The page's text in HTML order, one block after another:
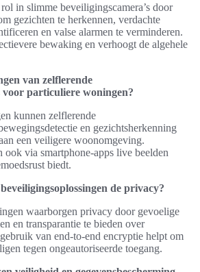
in slimme beveiligingscamera’s door
gezichten te herkennen, verdachte
en valse alarmen te verminderen.
bewaking en verhoogt de algehele
van zelflerende
voor particuliere woningen?
kunnen zelflerende
en gezichtsherkenning
een veiligere woonomgeving.
ook via smartphone-apps live beelden
biedt.
de privacy?
waarborgen privacy door gevoelige
en transparantie te bieden over
van end-to-end encryptie helpt om
tegen ongeautoriseerde toegang.